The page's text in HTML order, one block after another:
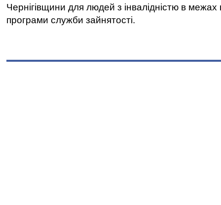
Чернігівщини для людей з інвалідністю в межах
програми служби зайнятості.